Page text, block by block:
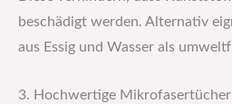
beschädigt werden. Alternativ
aus Essig und Wasser als
3. Hochwertige